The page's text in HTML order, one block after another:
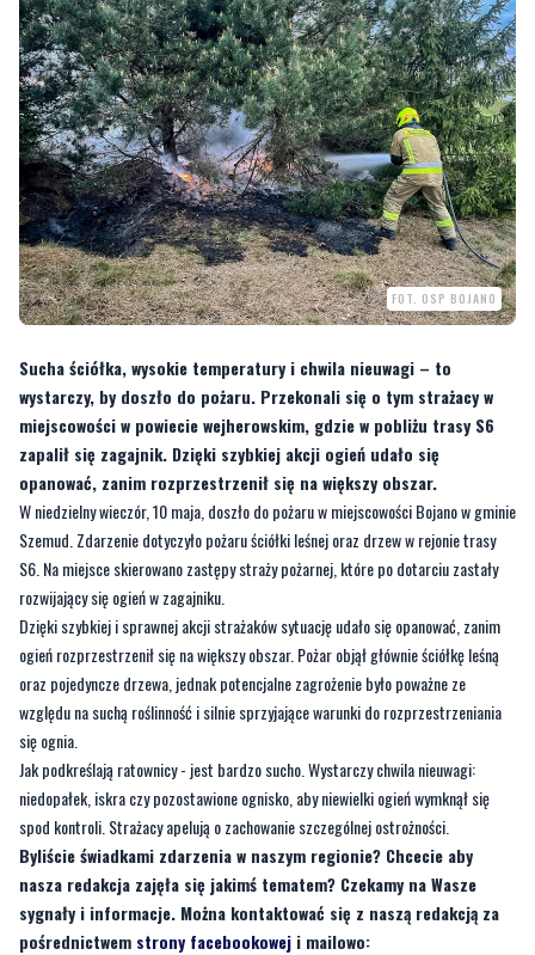
FOT. OSP BOJANO
Sucha ściółka, wysokie temperatury i chwila nieuwagi – to
wystarczy, by doszło do pożaru. Przekonali się o tym strażacy w
miejscowości w powiecie wejherowskim, gdzie w pobliżu trasy S6
zapalił się zagajnik. Dzięki szybkiej akcji ogień udało się
opanować, zanim rozprzestrzenił się na większy obszar.
W niedzielny wieczór, 10 maja, doszło do pożaru w miejscowości Bojano w gminie
Szemud. Zdarzenie dotyczyło pożaru ściółki leśnej oraz drzew w rejonie trasy
S6. Na miejsce skierowano zastępy straży pożarnej, które po dotarciu zastały
rozwijający się ogień w zagajniku.
Dzięki szybkiej i sprawnej akcji strażaków sytuację udało się opanować, zanim
ogień rozprzestrzenił się na większy obszar. Pożar objął głównie ściółkę leśną
oraz pojedyncze drzewa, jednak potencjalne zagrożenie było poważne ze
względu na suchą roślinność i silnie sprzyjające warunki do rozprzestrzeniania
się ognia.
Jak podkreślają ratownicy - jest bardzo sucho. Wystarczy chwila nieuwagi:
niedopałek, iskra czy pozostawione ognisko, aby niewielki ogień wymknął się
spod kontroli. Strażacy apelują o zachowanie szczególnej ostrożności.
Byliście świadkami zdarzenia w naszym regionie? Chcecie aby
nasza redakcja zajęła się jakimś tematem? Czekamy na Wasze
sygnały i informacje. Można kontaktować się z naszą redakcją za
pośrednictwem strony facebookowej i mailowo: